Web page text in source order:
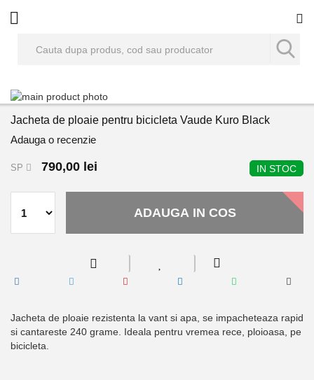
Skip
the
end
the
gallery
to
the
of
images
gallery
Jacheta de ploaie pentru bicicleta Vaude Kuro Black
Adauga o recenzie
IN STOC
SP 790,00 lei
ADAUGA IN COS
Jacheta de ploaie rezistenta la vant si apa, se impacheteaza rapid
si cantareste 240 grame. Ideala pentru vremea rece, ploioasa, pe
bicicleta.